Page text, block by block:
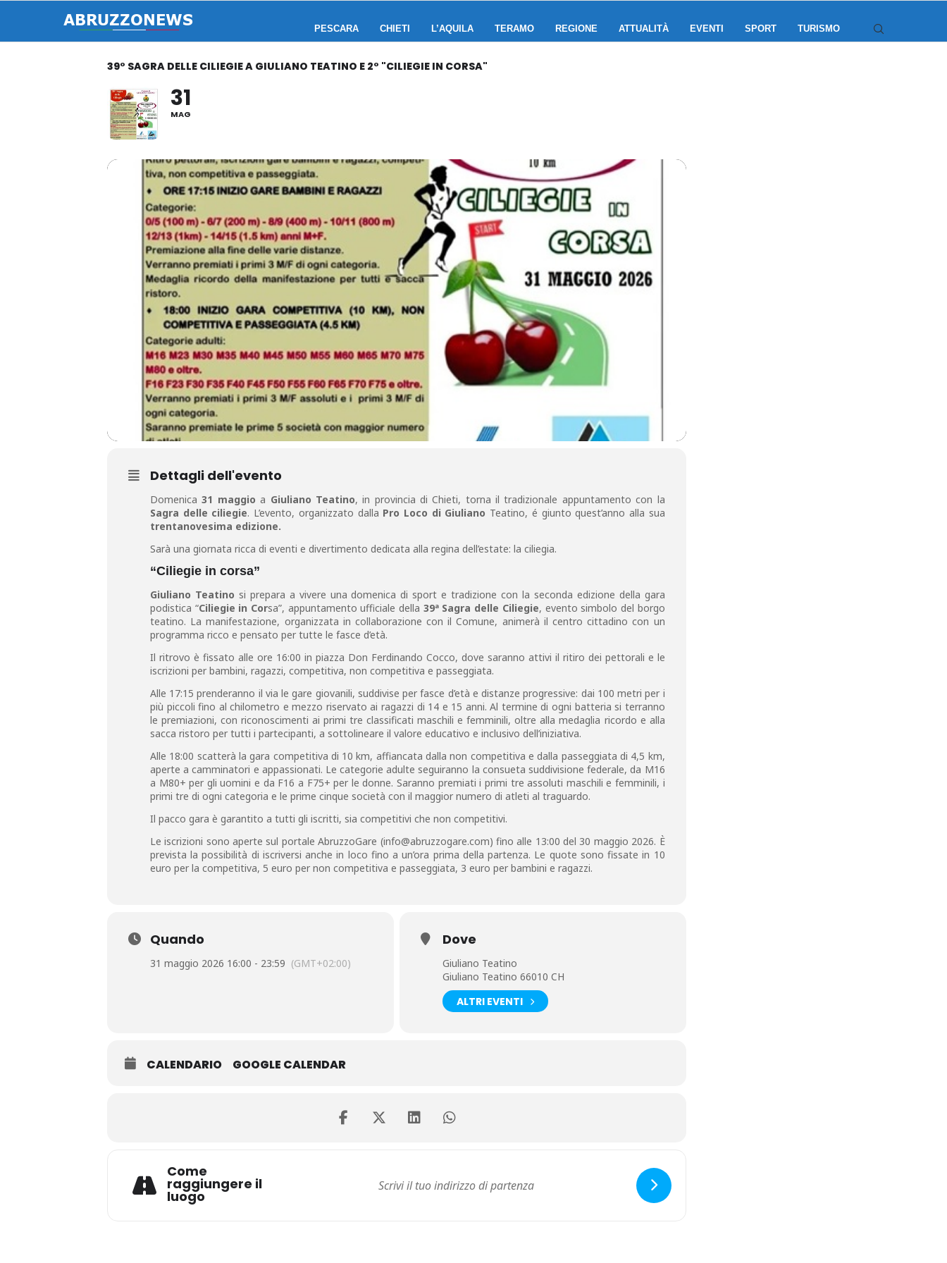
PESCARA CHIETI L’AQUILA TERAMO REGIONE ATTUALITÀ EVENTI SPORT TURISMO
39° SAGRA DELLE CILIEGIE A GIULIANO TEATINO E 2° "CILIEGIE IN CORSA"
31
MAG
Dettagli dell'evento
Domenica 31 maggio a Giuliano Teatino, in provincia di Chieti, torna il tradizionale appuntamento con la
Sagra delle ciliegie. L’evento, organizzato dalla Pro Loco di Giuliano Teatino, é giunto quest’anno alla sua
trentanovesima edizione.
Sarà una giornata ricca di eventi e divertimento dedicata alla regina dell’estate: la ciliegia.
“Ciliegie in corsa”
Giuliano Teatino si prepara a vivere una domenica di sport e tradizione con la seconda edizione della gara
podistica “Ciliegie in Corsa”, appuntamento ufficiale della 39ª Sagra delle Ciliegie, evento simbolo del borgo
teatino. La manifestazione, organizzata in collaborazione con il Comune, animerà il centro cittadino con un
programma ricco e pensato per tutte le fasce d’età.
Il ritrovo è fissato alle ore 16:00 in piazza Don Ferdinando Cocco, dove saranno attivi il ritiro dei pettorali e le
iscrizioni per bambini, ragazzi, competitiva, non competitiva e passeggiata.
Alle 17:15 prenderanno il via le gare giovanili, suddivise per fasce d’età e distanze progressive: dai 100 metri per i
più piccoli fino al chilometro e mezzo riservato ai ragazzi di 14 e 15 anni. Al termine di ogni batteria si terranno
le premiazioni, con riconoscimenti ai primi tre classificati maschili e femminili, oltre alla medaglia ricordo e alla
sacca ristoro per tutti i partecipanti, a sottolineare il valore educativo e inclusivo dell’iniziativa.
Alle 18:00 scatterà la gara competitiva di 10 km, affiancata dalla non competitiva e dalla passeggiata di 4,5 km,
aperte a camminatori e appassionati. Le categorie adulte seguiranno la consueta suddivisione federale, da M16
a M80+ per gli uomini e da F16 a F75+ per le donne. Saranno premiati i primi tre assoluti maschili e femminili, i
primi tre di ogni categoria e le prime cinque società con il maggior numero di atleti al traguardo.
Il pacco gara è garantito a tutti gli iscritti, sia competitivi che non competitivi.
Le iscrizioni sono aperte sul portale AbruzzoGare (info@abruzzogare.com) fino alle 13:00 del 30 maggio 2026. È
prevista la possibilità di iscriversi anche in loco fino a un’ora prima della partenza. Le quote sono fissate in 10
euro per la competitiva, 5 euro per non competitiva e passeggiata, 3 euro per bambini e ragazzi.
Quando
31 maggio 2026 16:00 - 23:59 (GMT+02:00)
Dove
Giuliano Teatino
Giuliano Teatino 66010 CH
ALTRI EVENTI
CALENDARIO GOOGLE CALENDAR
Come
raggiungere il
luogo